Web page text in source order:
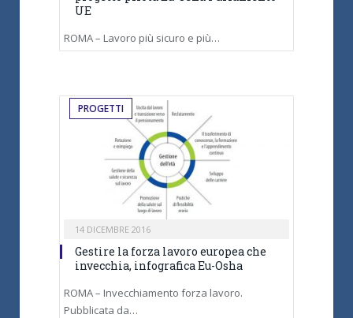
UE
ROMA – Lavoro più sicuro e più…
PROGETTI
14 DICEMBRE 2016
Gestire la forza lavoro europea che
invecchia, infografica Eu-Osha
ROMA – Invecchiamento forza lavoro.
Pubblicata da…